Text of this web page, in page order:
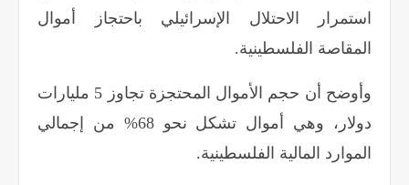
استمرار الاحتلال الإسرائيلي باحتجاز أموال
المقاصة الفلسطينية.
وأوضح أن حجم الأموال المحتجزة تجاوز 5 مليارات
دولار، وهي أموال تشكل نحو 68% من إجمالي
الموارد المالية الفلسطينية.